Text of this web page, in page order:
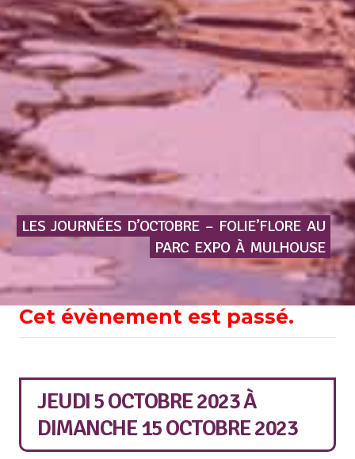
LES JOURNÉES D’OCTOBRE – FOLIE’FLORE AU
PARC EXPO À MULHOUSE
Cet évènement est passé.
JEUDI 5 OCTOBRE 2023À
DIMANCHE 15 OCTOBRE 2023